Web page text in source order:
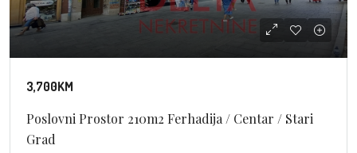
3,700KM
Poslovni Prostor 210m2 Ferhadija / Centar / Stari
Grad